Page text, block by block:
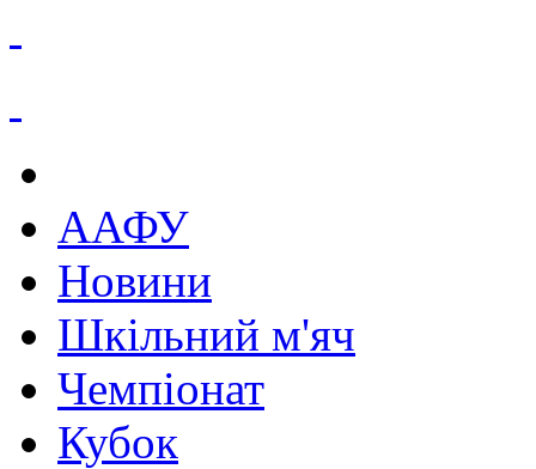
ААФУ
Новини
Шкільний м'яч
Чемпіонат
Кубок